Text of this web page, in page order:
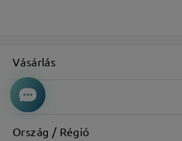
Vásárlás
Cég
Ország / Régió